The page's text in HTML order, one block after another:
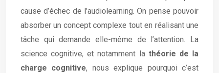
cause d’échec de l’audiolearning. On pense pouvoir
absorber un concept complexe tout en réalisant une
tâche qui demande elle-même de l’attention. La
science cognitive, et notamment la théorie de la
charge cognitive, nous explique pourquoi c’est